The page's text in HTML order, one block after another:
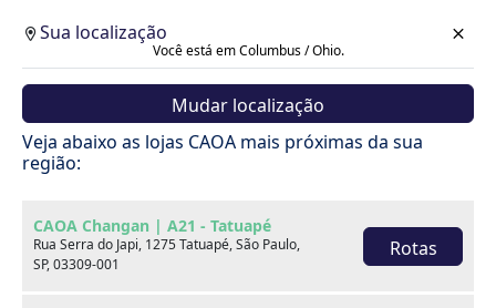
Sua localização
Você está em Columbus / Ohio.
Mudar localização
Veja abaixo as lojas CAOA mais próximas da sua
região:
CAOA Changan | A21 - Tatuapé
Rua Serra do Japi, 1275 Tatuapé, São Paulo,
SP, 03309-001
Rotas
Cotação
Voltar